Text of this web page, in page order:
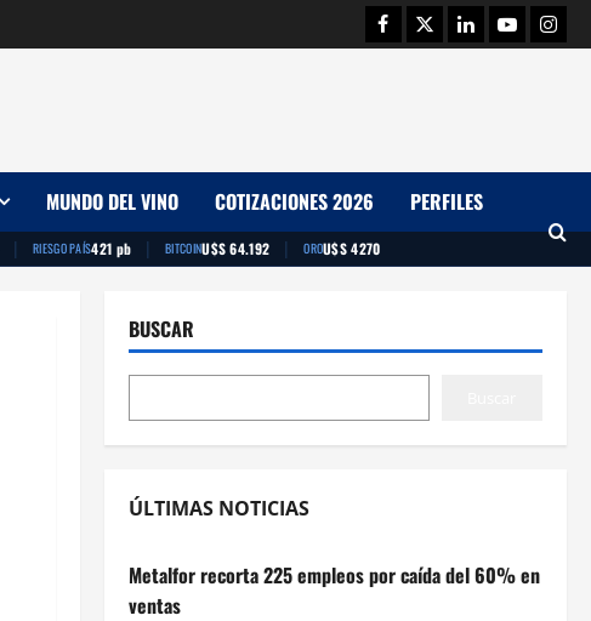
Facebook
TwitterLinkedinYoutube
MUNDO DEL VINO COTIZACIONES 2026 PERFILES
| RIESGO PAÍS421 pb | BITCOINU$S 64.192 | OROU$S 4270
BUSCAR
ÚLTIMAS NOTICIAS
Metalfor recorta 225 empleos por caída del 60% en
ventas